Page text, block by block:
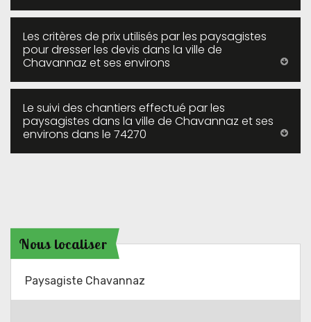
Les critères de prix utilisés par les paysagistes
pour dresser les devis dans la ville de
Chavannaz et ses environs
Le suivi des chantiers effectué par les
paysagistes dans la ville de Chavannaz et ses
environs dans le 74270
Nous localiser
Paysagiste Chavannaz